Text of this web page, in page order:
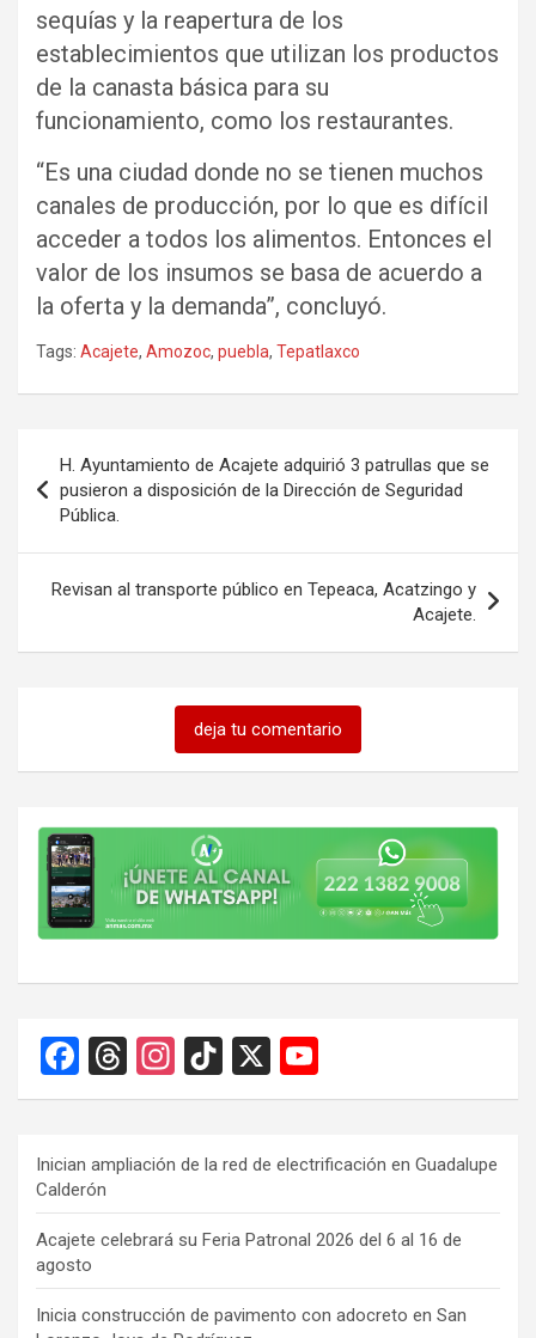
sequías y la reapertura de los
establecimientos que utilizan los productos
de la canasta básica para su
funcionamiento, como los restaurantes.
“Es una ciudad donde no se tienen muchos
canales de producción, por lo que es difícil
acceder a todos los alimentos. Entonces el
valor de los insumos se basa de acuerdo a
la oferta y la demanda”, concluyó.
Tags: Acajete, Amozoc, puebla, Tepatlaxco
de
entradas
H. Ayuntamiento de Acajete adquirió 3 patrullas que se
pusieron a disposición de la Dirección de Seguridad
Pública.
Revisan al transporte público en Tepeaca, Acatzingo y
Acajete.
deja tu comentario
F
a
b
o
o
k
T
hr
a
d
s
In
st
gr
a
m
Ti
k
o
k
X
o
T
u
b
e
C
Inician ampliación de la red de electrificación en Guadalupe
Calderón
Acajete celebrará su Feria Patronal 2026 del 6 al 16 de
agosto
Inicia construcción de pavimento con adocreto en San